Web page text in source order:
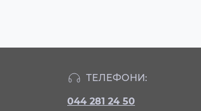
ТЕЛЕФОНИ:
044 281 24 50